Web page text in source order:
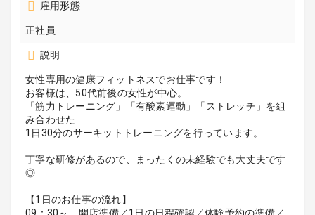
雇用形態
正社員
説明
女性専用の健康フィットネスでお仕事です！
お客様は、50代前後の女性が中心。
「筋力トレーニング」「有酸素運動」「ストレッチ」を組
み合わせた
1日30分のサーキットトレーニングを行っています。
丁寧な研修があるので、まったくの未経験でも大丈夫です
◎
【1日のお仕事の流れ】